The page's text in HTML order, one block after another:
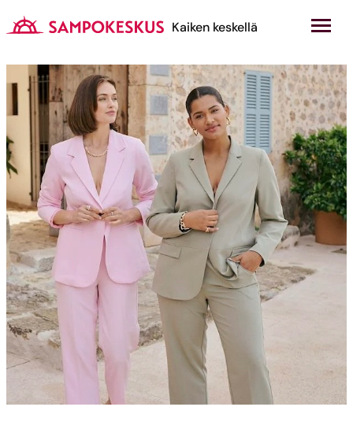
sisältöön
Kauppakeskus Sampokeskus
Kaiken keskellä